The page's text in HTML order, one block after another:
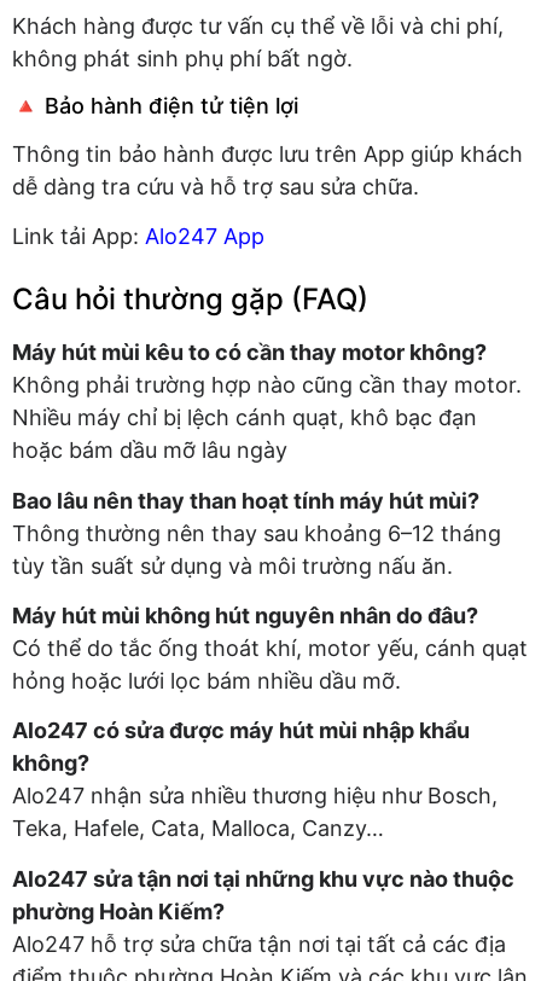
Khách hàng được tư vấn cụ thể về lỗi và chi phí,
không phát sinh phụ phí bất ngờ.
🔺 Bảo hành điện tử tiện lợi
Thông tin bảo hành được lưu trên App giúp khách
dễ dàng tra cứu và hỗ trợ sau sửa chữa.
Link tải App: Alo247 App
Câu hỏi thường gặp (FAQ)
Máy hút mùi kêu to có cần thay motor không?
Không phải trường hợp nào cũng cần thay motor.
Nhiều máy chỉ bị lệch cánh quạt, khô bạc đạn
hoặc bám dầu mỡ lâu ngày
Bao lâu nên thay than hoạt tính máy hút mùi?
Thông thường nên thay sau khoảng 6–12 tháng
tùy tần suất sử dụng và môi trường nấu ăn.
Máy hút mùi không hút nguyên nhân do đâu?
Có thể do tắc ống thoát khí, motor yếu, cánh quạt
hỏng hoặc lưới lọc bám nhiều dầu mỡ.
Alo247 có sửa được máy hút mùi nhập khẩu
không?
Alo247 nhận sửa nhiều thương hiệu như Bosch,
Teka, Hafele, Cata, Malloca, Canzy…
Alo247 sửa tận nơi tại những khu vực nào thuộc
phường Hoàn Kiếm?
Alo247 hỗ trợ sửa chữa tận nơi tại tất cả các địa